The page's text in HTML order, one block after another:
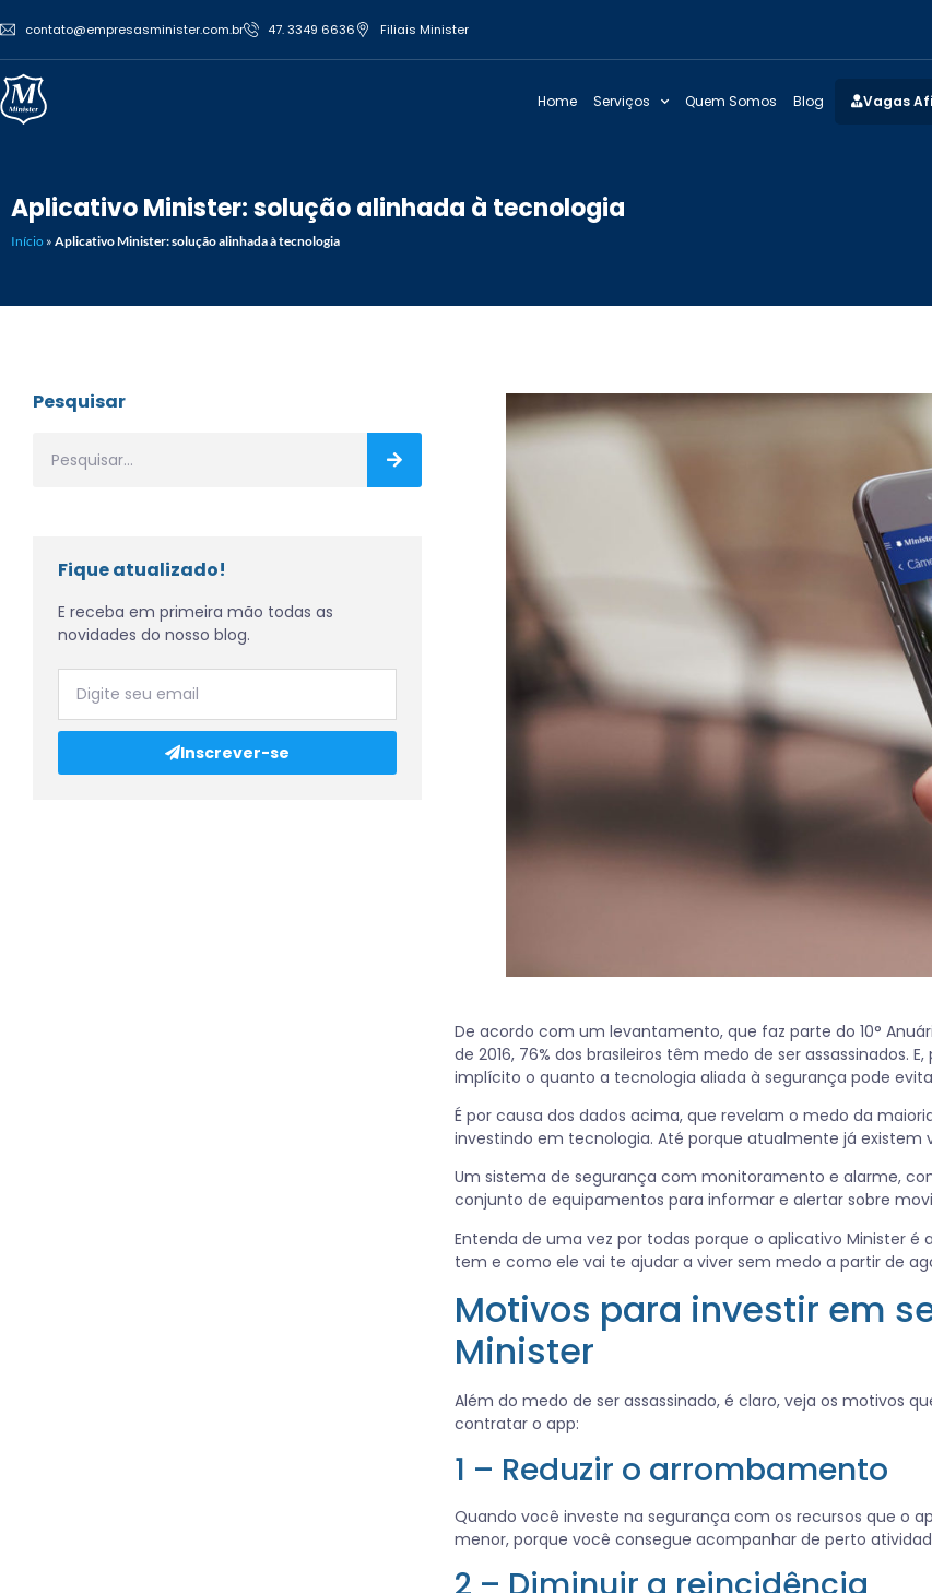
contato@empresasminister.com.br 47. 3349 6636 Filiais Minister
Home Serviços Quem Somos Blog Vagas
Aplicativo Minister: solução alinhada à tecnologia
Início » Aplicativo Minister: solução alinhada à tecnologia
Pesquisar
Fique atualizado!
E receba em primeira mão todas as
novidades do nosso blog.
Inscrever-se
De acordo com um levantamento, que faz parte do 10°
de 2016, 76% dos brasileiros têm medo de ser assassinados.
implícito o quanto a tecnologia aliada à segurança pode
É por causa dos dados acima, que revelam o medo da
investindo em tecnologia. Até porque atualmente já existem
Um sistema de segurança com monitoramento e alarme,
conjunto de equipamentos para informar e alertar sobre
Entenda de uma vez por todas porque o aplicativo Minister
tem e como ele vai te ajudar a viver sem medo a partir de
Motivos para investir em
Minister
Além do medo de ser assassinado, é claro, veja os motivos
contratar o app:
1 – Reduzir o arrombamento
Quando você investe na segurança com os recursos que o
menor, porque você consegue acompanhar de perto